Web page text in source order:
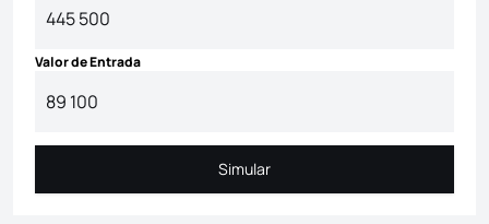
Valor de Entrada
Simular
Simular